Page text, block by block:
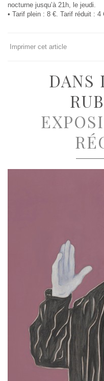
nocturne jusqu’à 21h, le jeudi.
• Tarif plein : 8 €. Tarif réduit : 4
Imprimer cet article
DANS